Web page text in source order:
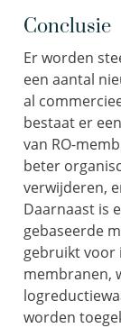
Conclusie
Er worden
een aantal
al
bestaat er
van RO-
beter
verwijderen,
Daarnaast is
gebaseerde
gebruikt voor
membranen,
worden